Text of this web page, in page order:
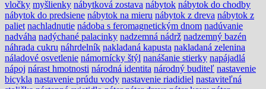
vločky myšlienky nábytková zostava nábytok nábytok do chodby
nábytok do predsiene nábytok na mieru nábytok z dreva nábytok z
paliet nachladnutie nádoba s feromagnetickým dnom nadúvanie
nadváha nadýchané palacinky nadzemná nádrž nadzemný bazén
náhrada cukru náhrdelník nakladaná kapusta nakladaná zelenina
náladové osvetlenie námornícky štýl nanášanie stierky napájadlá
nápoj nárast hmotnosti národná identita národný buditeľ nastavenie
bicykla nastavenie prúdu vody nastavenie riadidiel nastaviteľná